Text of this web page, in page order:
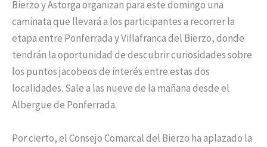
Bierzo y Astorga organizan para este domingo una
caminata que llevará a los participantes a recorrer la
etapa entre Ponferrada y Villafranca del Bierzo, donde
tendrán la oportunidad de descubrir curiosidades sobre
los puntos jacobeos de interés entre estas dos
localidades. Sale a las nueve de la mañana desde el
Albergue de Ponferrada.
Por cierto, el Consejo Comarcal del Bierzo ha aplazado la